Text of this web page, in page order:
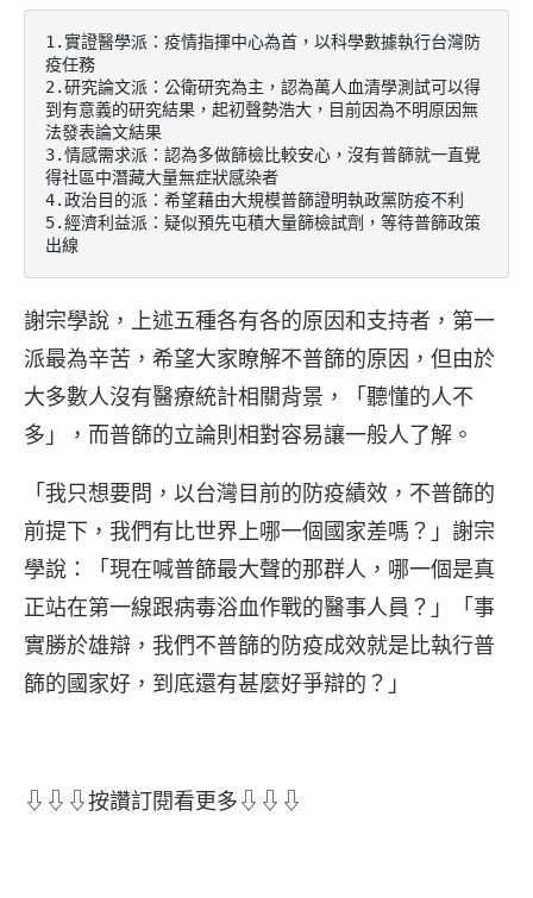
1.實證醫學派：疫情指揮中心為首，以科學數據執行台灣防
疫任務
2.研究論文派：公衛研究為主，認為萬人血清學測試可以得
到有意義的研究結果，起初聲勢浩大，目前因為不明原因無
法發表論文結果
3.情感需求派：認為多做篩檢比較安心，沒有普篩就一直覺
得社區中潛藏大量無症狀感染者
4.政治目的派：希望藉由大規模普篩證明執政黨防疫不利
5.經濟利益派：疑似預先屯積大量篩檢試劑，等待普篩政策
出線
謝宗學說，上述五種各有各的原因和支持者，第一
派最為辛苦，希望大家瞭解不普篩的原因，但由於
大多數人沒有醫療統計相關背景，「聽懂的人不
多」，而普篩的立論則相對容易讓一般人了解。
「我只想要問，以台灣目前的防疫績效，不普篩的
前提下，我們有比世界上哪一個國家差嗎？」謝宗
學說：「現在喊普篩最大聲的那群人，哪一個是真
正站在第一線跟病毒浴血作戰的醫事人員？」「事
實勝於雄辯，我們不普篩的防疫成效就是比執行普
篩的國家好，到底還有甚麼好爭辯的？」
⇩⇩⇩按讚訂閱看更多⇩⇩⇩